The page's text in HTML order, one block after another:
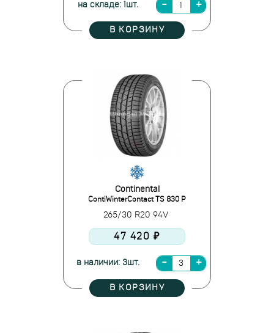
на складе: 1шт.
В КОРЗИНУ
Continental
ContiWinterContact TS 830 P
265/30 R20 94V
47 420 ₽
в наличии: 3шт.
В КОРЗИНУ